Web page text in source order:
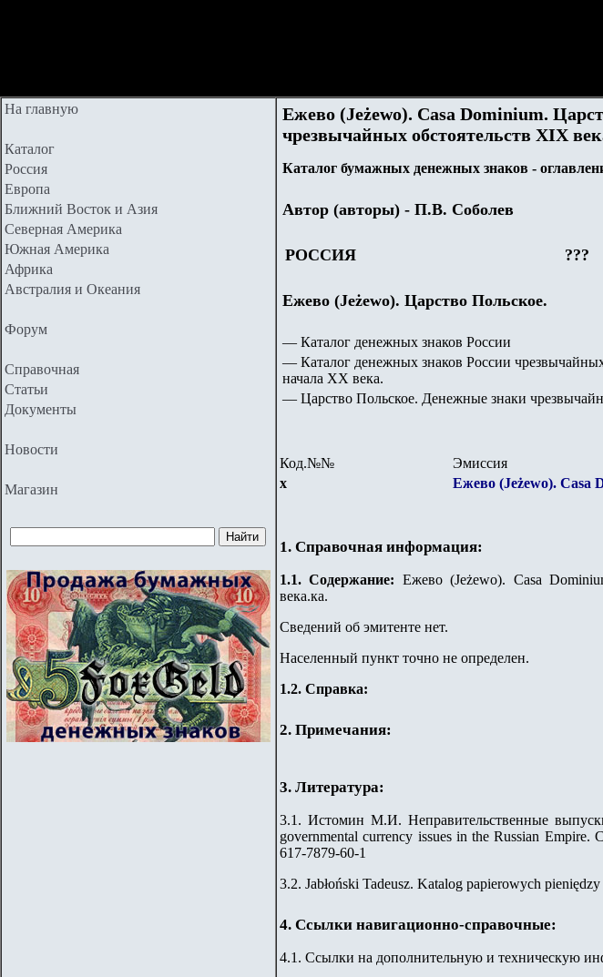
На главную
Каталог
Россия
Европа
Ближний Восток и Азия
Северная Америка
Южная Америка
Африка
Австралия и Океания
Форум
Справочная
Статьи
Документы
Новости
Магазин
Ежево (Jeżewo). Casa Dominium.
чрезвычайных обстоятельств XIX
Каталог бумажных денежных знаков -
Автор (авторы) - П.В. Соболев
РОССИЯ ???
Ежево (Jeżewo). Царство Польское.
— Каталог денежных знаков России
— Каталог денежных знаков России
начала ХХ века.
— Царство Польское. Денежные знаки
Код.№№
Эмиссия
х
Ежево (Jeżewo). Casa
1. Справочная информация:
1.1. Содержание: Ежево (Jeżewo). Casa
века.ка.
Сведений об эмитенте нет.
Населенный пункт точно не определен.
1.2. Справка:
2. Примечания:
3. Литература:
3.1. Истомин М.И. Неправительственные
governmental currency issues in the Russian
617-7879-60-1
3.2. Jabłoński Tadeusz. Katalog papierowych
4. Ссылки навигационно-справочные:
4.1. Ссылки на дополнительную и техническую